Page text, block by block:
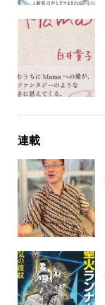
連載